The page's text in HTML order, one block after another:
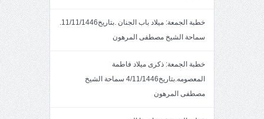
خطبة الجمعة: ميلاد باب الجنان .بتاريخ11/11/1446.
سماحة الشيخ مصطفى المرهون
خطبة الجمعة: ذكرى ميلاد فاطمة
المعصومه.بتاريخ4/11/1446 سماحة الشيخ
مصطفى المرهون